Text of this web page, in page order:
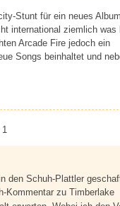
Stunt für ein neues
international ziemlich was
Arcade Fire jedoch ein
Songs beinhaltet und
den Schuh-Plattler
Kommentar zu Timberlake